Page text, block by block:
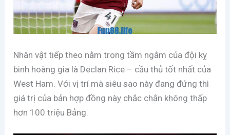
Nhân vật tiếp theo nằm trong tầm ngắm của đội kỵ
binh hoàng gia là Declan Rice – cầu thủ tốt nhất của
West Ham. Với vị trí mà siêu sao này đang đứng thì
giá trị của bản hợp đồng này chắc chắn không thấp
hơn 100 triệu Bảng.